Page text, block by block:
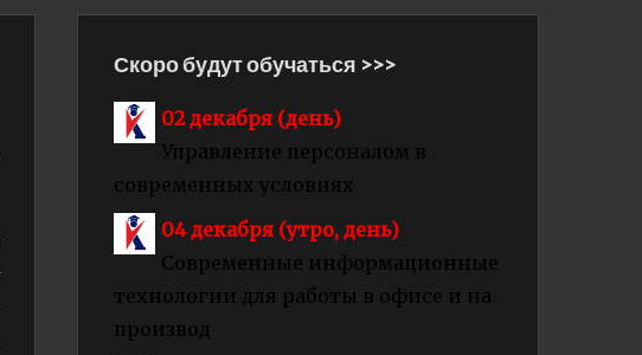
Скоро будут обучаться >>>
02 декабря (день)
Управление персоналом в
современных условиях
04 декабря (утро, день)
Современные информационные
технологии для работы в офисе и на
производ